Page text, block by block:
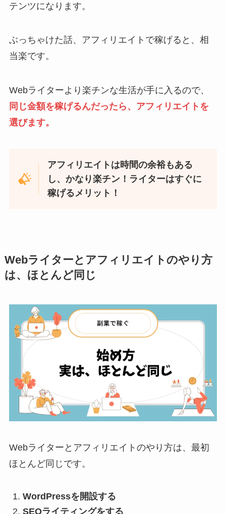
テンツになります。
ぶっちゃけた話、アフィリエイトで稼げると、相
当楽です。
Webライターより楽チンな生活が手に入るので、
同じ金額を稼げるんだったら、アフィリエイトを
選びます。
アフィリエイトは時間の余裕もある
し、かなり楽チン！ライターはすぐに
稼げるメリット！
Webライターとアフィリエイトのやり方
は、ほとんど同じ
Webライターとアフィリエイトのやり方は、最初
ほとんど同じです。
WordPressを開設する
SEOライティングをする